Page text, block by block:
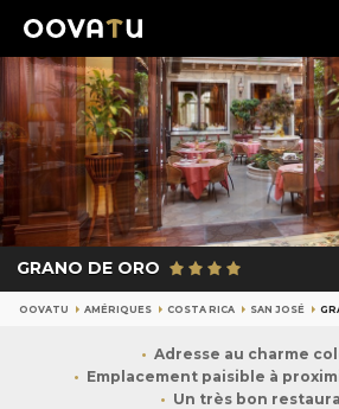
GRANO DE ORO
OOVATU AMÉRIQUES COSTA RICA SAN JOSÉ
Adresse au charme
Emplacement paisible à
Un très bon